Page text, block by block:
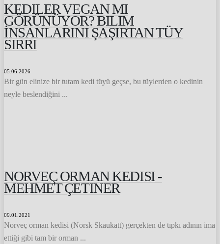
KEDILER VEGAN MI
GÖRÜNÜYOR? BILIM
İNSANLARINI ŞAŞIRTAN TÜY
SIRRI
05.06.2026
Bir gün elinize bir tutam kedi tüyü geçse, bu tüylerden o kedinin
neyle beslendiğini ...
NORVEÇ ORMAN KEDISI -
MEHMET ÇETINER
09.01.2021
Norveç orman kedisi (Norsk Skaukatt) gerçekten de tıpkı adının ima
ettiği gibi tam bir orman ...